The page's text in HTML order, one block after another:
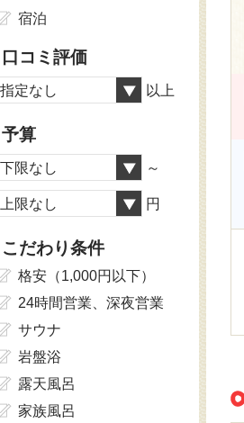
宿泊
口コミ評価
指定なし 以上
予算
下限なし ～
上限なし 円
こだわり条件
格安（1,000円以下）
24時間営業、深夜営業
サウナ
岩盤浴
露天風呂
家族風呂